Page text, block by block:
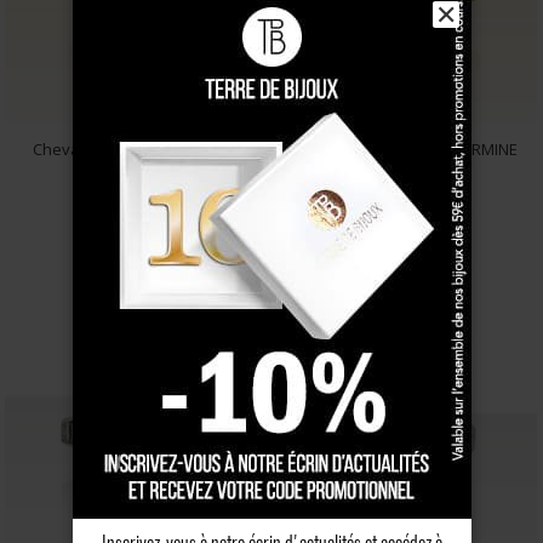
Chevalière Or COEUR "Breiz
Bepred" ...
459 €
Chevalière Or OVALE HERMINE
BREIZ ATAO ...
635 €
✕